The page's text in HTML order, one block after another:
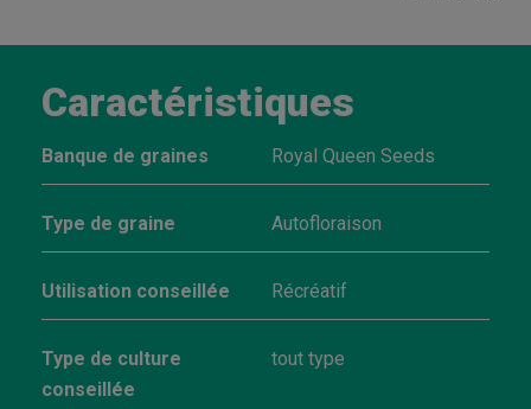
Caractéristiques
Banque de graines Royal Queen Seeds
Type de graine Autofloraison
Utilisation conseillée Récréatif
Type de culture
conseillée
tout type